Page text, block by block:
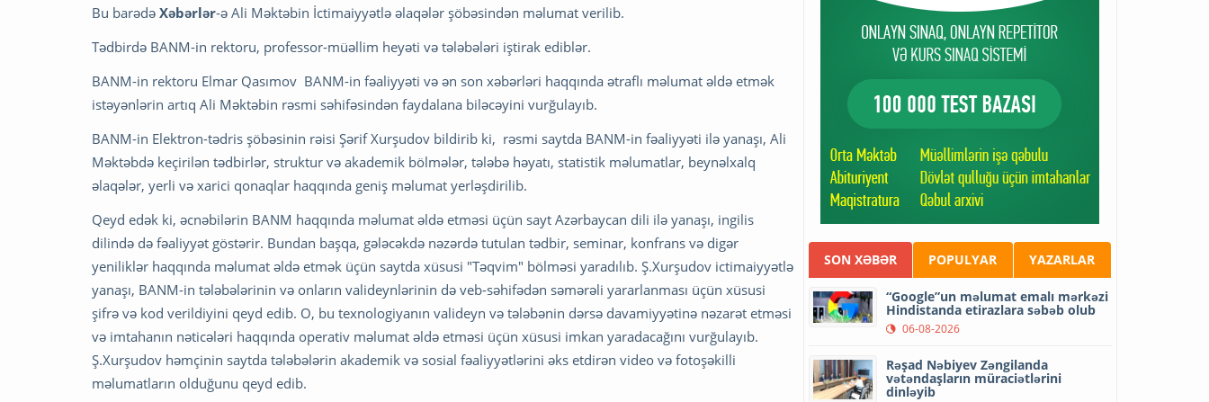
Bu barədə Xəbərlər-ə Ali Məktəbin İctimaiyyətlə əlaqələr şöbəsindən məlumat verilib.
Tədbirdə BANM-in rektoru, professor-müəllim heyəti və tələbələri iştirak ediblər.
BANM-in rektoru Elmar Qasımov BANM-in fəaliyyəti və ən son xəbərləri haqqında ətraflı məlumat əldə etmək
istəyənlərin artıq Ali Məktəbin rəsmi səhifəsindən faydalana biləcəyini vurğulayıb.
BANM-in Elektron-tədris şöbəsinin rəisi Şərif Xurşudov bildirib ki, rəsmi saytda BANM-in fəaliyyəti ilə yanaşı, Ali
Məktəbdə keçirilən tədbirlər, struktur və akademik bölmələr, tələbə həyatı, statistik məlumatlar, beynəlxalq
əlaqələr, yerli və xarici qonaqlar haqqında geniş məlumat yerləşdirilib.
Qeyd edək ki, əcnəbilərin BANM haqqında məlumat əldə etməsi üçün sayt Azərbaycan dili ilə yanaşı, ingilis
dilində də fəaliyyət göstərir. Bundan başqa, gələcəkdə nəzərdə tutulan tədbir, seminar, konfrans və digər
yeniliklər haqqında məlumat əldə etmək üçün saytda xüsusi "Təqvim" bölməsi yaradılıb. Ş.Xurşudov ictimaiyyətlə
yanaşı, BANM-in tələbələrinin və onların valideynlərinin də veb-səhifədən səmərəli yararlanması üçün xüsusi
şifrə və kod verildiyini qeyd edib. O, bu texnologiyanın valideyn və tələbənin dərsə davamiyyətinə nəzarət etməsi
və imtahanın nəticələri haqqında operativ məlumat əldə etməsi üçün xüsusi imkan yaradacağını vurğulayıb.
Ş.Xurşudov həmçinin saytda tələbələrin akademik və sosial fəaliyyətlərini əks etdirən video və fotoşəkilli
məlumatların olduğunu qeyd edib.
SON XƏBƏR POPULYAR YAZARLAR
“Google”un məlumat emalı mərkəzi
Hindistanda etirazlara səbəb olub
06-08-2026
Rəşad Nəbiyev Zəngilanda
vətəndaşların müraciətlərini
dinləyib